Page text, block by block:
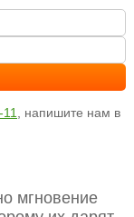
, напишите нам в
мгновение